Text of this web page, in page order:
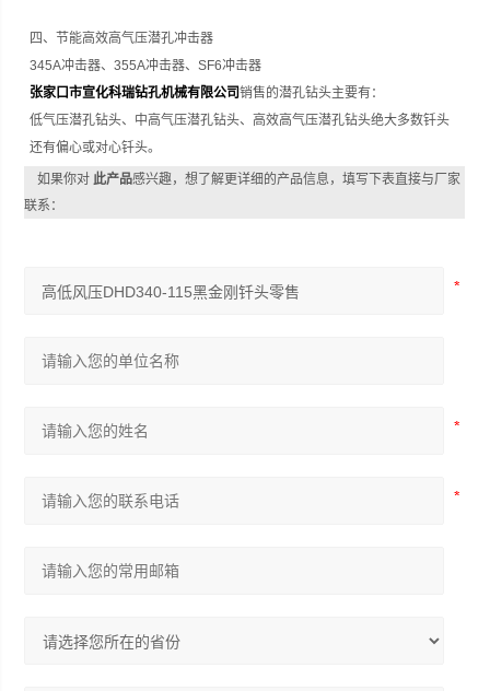
四、节能高效高气压潜孔冲击器
345A冲击器、355A冲击器、SF6冲击器
张家口市宣化科瑞钻孔机械有限公司销售的潜孔钻头主要有：
低气压潜孔钻头、中高气压潜孔钻头、高效高气压潜孔钻头绝大多数钎头
还有偏心或对心钎头。
如果你对此产品感兴趣，想了解更详细的产品信息，填写下表直接与厂家
联系：